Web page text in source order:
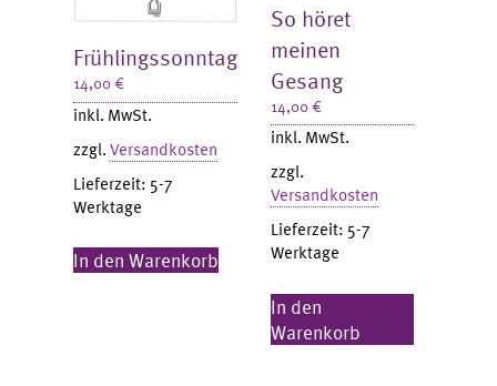
Frühlingssonntag
14,00€
inkl. MwSt.
zzgl.Versandkosten
Lieferzeit: 5-7
Werktage
In den Warenkorb
So höret
meinen
Gesang
14,00€
inkl. MwSt.
zzgl.
Versandkosten
Lieferzeit: 5-7
Werktage
In den
Warenkorb